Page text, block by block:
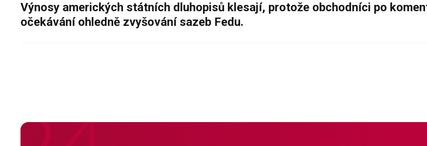
Výnosy amerických státních dluhopisů klesají, protože obchodníci po
očekávání ohledně zvyšování sazeb Fedu.